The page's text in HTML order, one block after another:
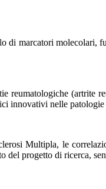
di marcatori
(artrite
innovativi nelle
Multipla, le
progetto di ricerca,